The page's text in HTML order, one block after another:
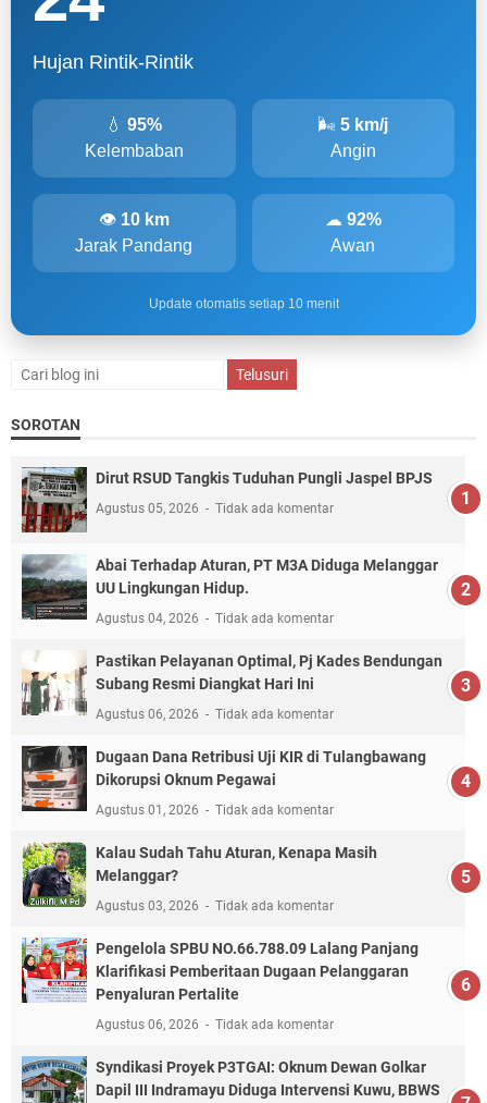
Hujan Rintik-Rintik
💧95%
Kelembaban
🌬5 km/j
Angin
👁 10 km
Jarak Pandang
☁ 92%
Awan
Update otomatis setiap 10 menit
SOROTAN
Dirut RSUD Tangkis Tuduhan Pungli Jaspel BPJS
Agustus 05, 2026 Tidak ada komentar
Abai Terhadap Aturan, PT M3A Diduga Melanggar
UU Lingkungan Hidup.
Agustus 04, 2026 Tidak ada komentar
Pastikan Pelayanan Optimal, Pj Kades Bendungan
Subang Resmi Diangkat Hari Ini
Agustus 06, 2026 Tidak ada komentar
Dugaan Dana Retribusi Uji KIR di Tulangbawang
Dikorupsi Oknum Pegawai
Agustus 01, 2026 Tidak ada komentar
Kalau Sudah Tahu Aturan, Kenapa Masih
Melanggar?
Agustus 03, 2026 Tidak ada komentar
Pengelola SPBU NO.66.788.09 Lalang Panjang
Klarifikasi Pemberitaan Dugaan Pelanggaran
Penyaluran Pertalite
Agustus 06, 2026 Tidak ada komentar
Syndikasi Proyek P3TGAI: Oknum Dewan Golkar
Dapil III Indramayu Diduga Intervensi Kuwu, BBWS